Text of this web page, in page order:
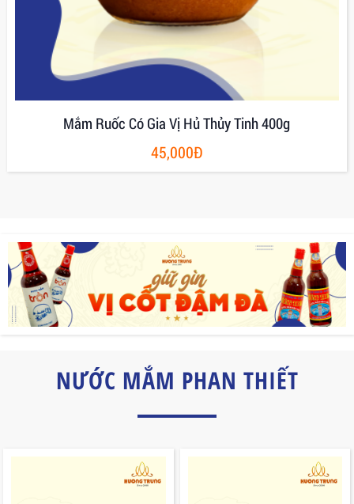
Tinh 400g Mắm Ruốc Nguyên Chất
NƯỚC MẮM PHAN THIẾT